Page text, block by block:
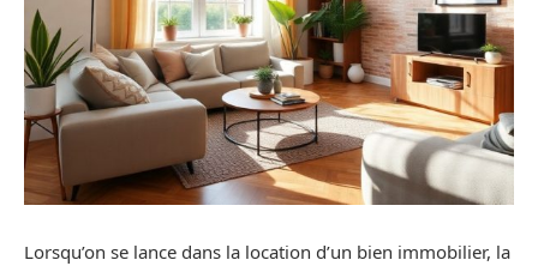
Lorsqu’on se lance dans la location d’un bien immobilier, la